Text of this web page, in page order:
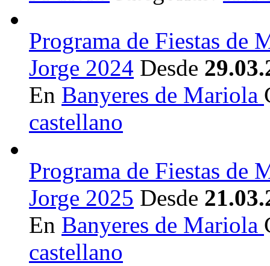
Programa de Fiestas de
Jorge 2024 Desde
En Banyeres de Mariola
castellano
Programa de Fiestas de
Jorge 2025 Desde
En Banyeres de Mariola
castellano